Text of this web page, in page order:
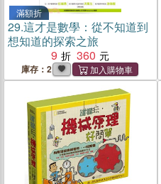
滿額折
29.這才是數學：從不知道到
想知道的探索之旅
9
360
庫存：2